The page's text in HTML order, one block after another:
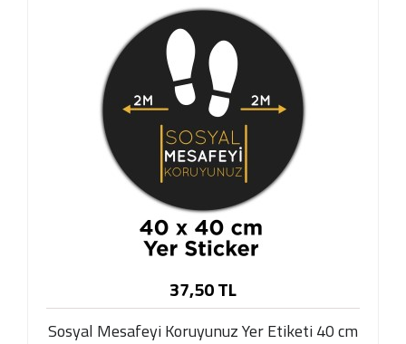
37,50 TL
Sosyal Mesafeyi Koruyunuz Yer Etiketi 40 cm